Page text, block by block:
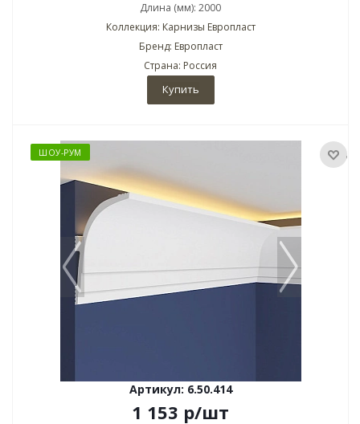
Длина (мм): 2000
Коллекция: Карнизы Европласт
Бренд: Европласт
Страна: Россия
Купить
ШОУ-РУМ
Артикул: 6.50.414
1 153 р/шт